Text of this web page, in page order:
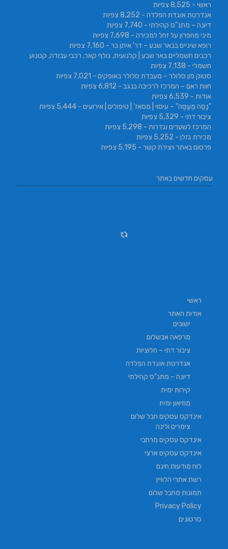
ראשי - 8,525 צפיות
אנדרטת אוגדת הפלדה - 8,252 צפיות
דיונה – מתנ"ס קהילתי - 7,740 צפיות
מיני מחפרון על זחל למכירה - 7,698 צפיות
רופא שיניים בבאר שבע – דר' איתן בר - 7,160 צפיות
רכבים חשמליים באר שבע | קלנועית, גולף קאר, רכבי עבודה, קטנוע
חשמלי - 7,138 צפיות
סטוק פון סלולר – מעבדת סלולר באופקים - 7,021 צפיות
חוות ראם – המרכז לרכיבה בנגב - 6,812 צפיות
אודות - 6,539 צפיות
"נַסֵּה מְעַסֶּה" – עיסוי | מסאז' | טיפולים | אירועים - 5,444 צפיות
ציבור דתי - 5,329 צפיות
המרכז לשערים וגדרות - 5,298 צפיות
מכירת גזלן - 5,252 צפיות
פרסום באתר ויצירת קשר - 5,195 צפיות
עסקים חדשים באתר
ראשי
אודות האתר
ישובים
מרפאה אבשלום
ציבור דתי – חלוציות
אנדרטת אוגדת הפלדה
דיונה – מתנ"ס קהילתי
קירות ימית
מוזיאון ימית
אינדקס עסקים חבל שלום
צימרים ולינה
אינדקס עסקים מרחבי
אינדקס עסקים ארצי
לוח מודעות חינם
רשת אתרי הלוויין
תמונות מחבל שלום
Privacy Policy
סרטונים